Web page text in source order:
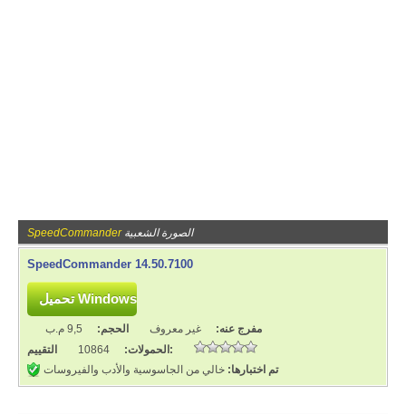
SpeedCommander الصورة الشعبية
SpeedCommander 14.50.7100
مفرج عنه: غير معروف الحجم:
9,5 م.ب
الحمولات:
10864
التقييم:
تم اختبارها: خالي من الجاسوسية والأدب والفيروسات